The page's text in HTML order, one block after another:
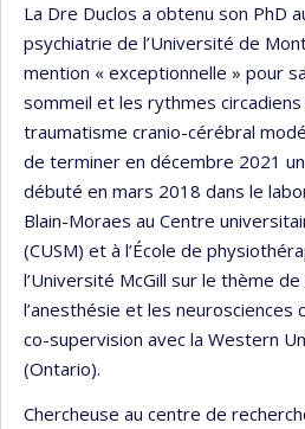
La Dre Duclos a obtenu son PhD
psychiatrie de l’Université de
mention « exceptionnelle » pour
sommeil et les rythmes circadiens
traumatisme cranio-cérébral
de terminer en décembre 2021
débuté en mars 2018 dans le
Blain-Moraes au Centre
(CUSM) et à l’École de
l’Université McGill sur le thème de
l’anesthésie et les neurosciences
co-supervision avec la Western
(Ontario).
Chercheuse au centre de